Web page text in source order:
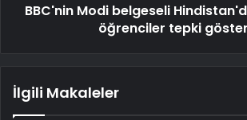
BBC'nin Modi belgeseli
öğrenciler tepki
İlgili Makaleler